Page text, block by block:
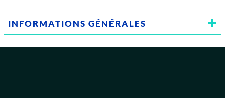
Programme VIP
Tournois
Nous Contacter
Moyens de Paiement
Machines à Sous
Jeux Plinko
INFORMATIONS GÉNÉRALES
Conditions Générales
Politique AML